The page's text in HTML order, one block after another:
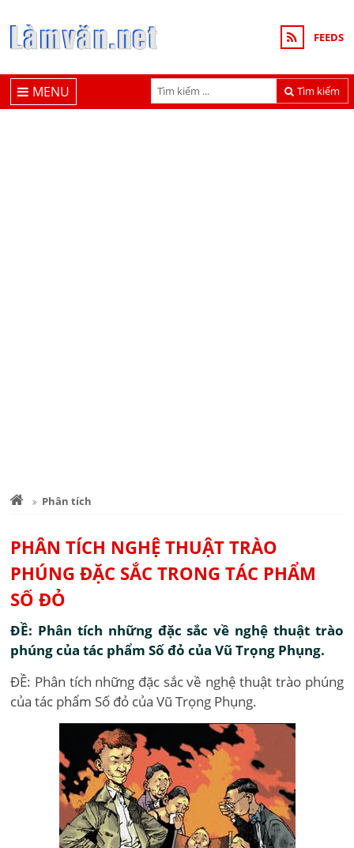
FEEDS
Tìm kiếm
MENU
Phân tích
PHÂN TÍCH NGHỆ THUẬT TRÀO
PHÚNG ĐẶC SẮC TRONG TÁC PHẨM
SỐ ĐỎ
ĐỀ: Phân tích những đặc sắc về nghệ thuật trào
phúng của tác phẩm Số đỏ của Vũ Trọng Phụng.
ĐỀ: Phân tích những đặc sắc về nghệ thuật trào phúng
của tác phẩm Số đỏ của Vũ Trọng Phụng.